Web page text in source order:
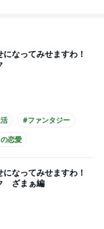
になってみせますわ！
#ファンタジー
恋愛
#主人公が高校生
になってみせますわ！
ざまぁ編